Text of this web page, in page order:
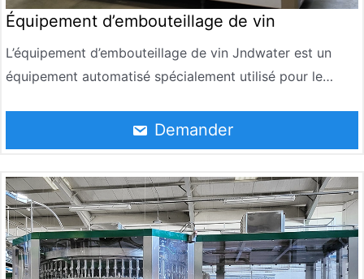
Équipement d’embouteillage de vin
L’équipement d’embouteillage de vin Jndwater est un
équipement automatisé spécialement utilisé pour le
peut effectuer la tâche de remplissage de manière
efficace et précise tout en maintenant la qualité et les
largement utilisé dans les établissements vinicoles et les
entreprises de production de vin pour assurer la qualité
de remplissage constante de chaque bouteille de vin
rouge, améliorer l’efficacité de la production et réduire
Demander